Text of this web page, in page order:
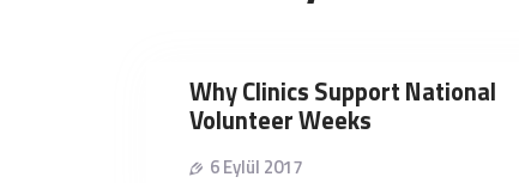
Why Clinics Support National
Volunteer Weeks
6 Eylül 2017